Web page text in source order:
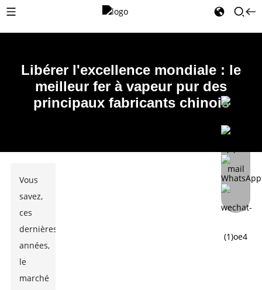
Libérer l'excellence mondiale : le
meilleur fer à vapeur pur des
principaux fabricants chinois
Vous
savez,
ces
dernières
années,
le
marché